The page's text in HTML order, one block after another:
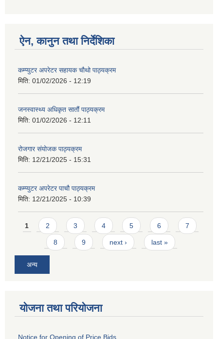
ऐन, कानुन तथा निर्देशिका
कम्प्युटर अपरेटर सहायक चौथो पाठ्यक्रम
मिति: 01/02/2026 - 12:19
जनस्वास्थ्य अधिकृत सातौं पाठ्यक्रम
मिति: 01/02/2026 - 12:11
रोजगार संयोजक पाठ्यक्रम
मिति: 12/21/2025 - 15:31
कम्प्युटर अपरेटर पाचौ पाठ्यक्रम
मिति: 12/21/2025 - 10:39
Pages
1 2 3 4 5 6 7
8 9 next › last »
अन्य
योजना तथा परियोजना
Notice for Opening of Price Bids